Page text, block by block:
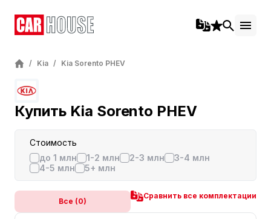
/ Kia / Kia Sorento PHEV
Купить Kia Sorento PHEV
Стоимость
до 1 млн
1-2 млн 2-3 млн
3-4 млн
4-5 млн
5+ млн
Все (0)
Сравнить все комплектации